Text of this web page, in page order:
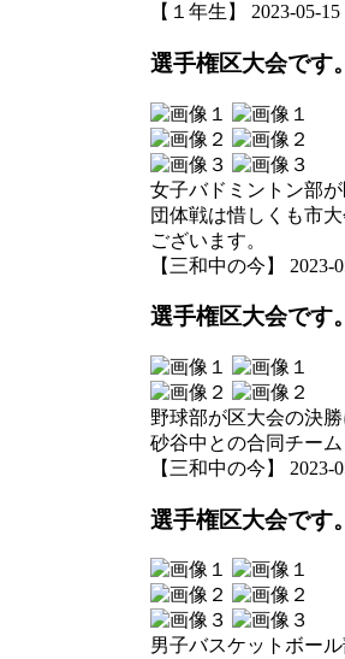
【１年生】 2023-05-
選手権区大会です。
女子バドミントン部
団体戦は惜しくも市
ございます。
【三和中の今】 2023-
選手権区大会です。
野球部が区大会の決
砂谷中との合同チー
【三和中の今】 2023-
選手権区大会です。
男子バスケットボー